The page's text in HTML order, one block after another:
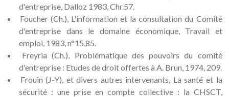
d'entreprise, Dalloz 1983, Chr.57.
Foucher (Ch.), L'information et la consultation du Comité
d'entreprise dans le domaine économique, Travail et
emploi, 1983, n°15,85.
Freyria (Ch.), Problématique des pouvoirs du comité
d'entreprise : Etudes de droit offertes à A. Brun, 1974, 209.
Frouin (J-Y), et divers autres intervenants, La santé et la
sécurité : une prise en compte collective : la CHSCT,